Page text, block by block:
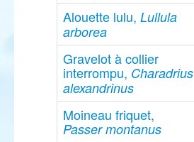
Alouette lulu, Lullula
arborea
Gravelot à collier
interrompu, Charadrius
alexandrinus
Moineau friquet,
Passer montanus